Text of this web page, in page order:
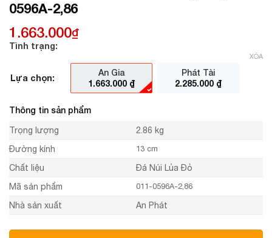
0596A-2,86
1.663.000₫
Tình trạng:
Lựa chọn:
An Gia
1.663.000 ₫
Phát Tài
2.285.000 ₫
XÓA
Thông tin sản phẩm
Trọng lượng
2.86 kg
Đường kính
13 cm
Chất liệu
Đá Núi Lủa Đỏ
Mã sản phẩm
011-0596A-2,86
Nhà sản xuất An Phát